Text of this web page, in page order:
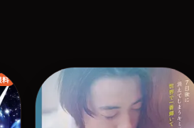
料